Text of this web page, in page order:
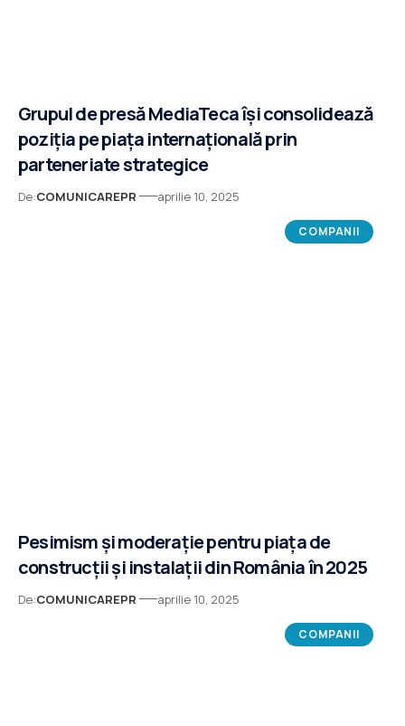
Grupul de presă MediaTeca își consolidează
poziția pe piața internațională prin
parteneriate strategice
De:COMUNICAREPR aprilie 10, 2025
COMPANII
Pesimism și moderație pentru piața de
construcții și instalații din România în 2025
De:COMUNICAREPR aprilie 10, 2025
COMPANII